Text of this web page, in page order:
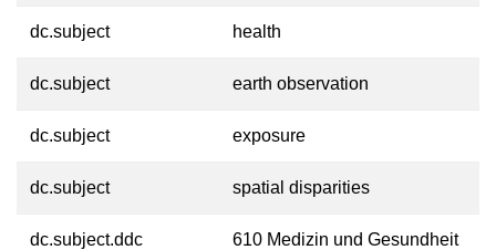
dc.subject health
dc.subject earth observation
dc.subject exposure
dc.subject spatial disparities
dc.subject.ddc 610 Medizin und Gesundheit